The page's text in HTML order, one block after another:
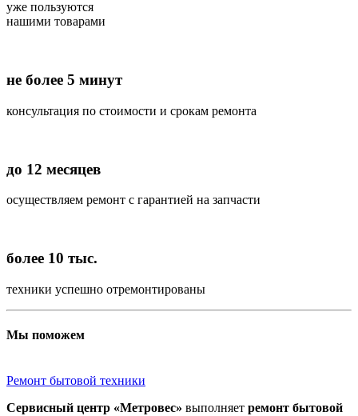
уже пользуются
нашими товарами
не более 5 минут
консультация по стоимости и срокам ремонта
до 12 месяцев
осуществляем ремонт с гарантией на запчасти
более 10 тыс.
техники успешно отремонтированы
Мы поможем
Ремонт бытовой техники
Сервисный центр «Метровес» выполняет ремонт бытовой